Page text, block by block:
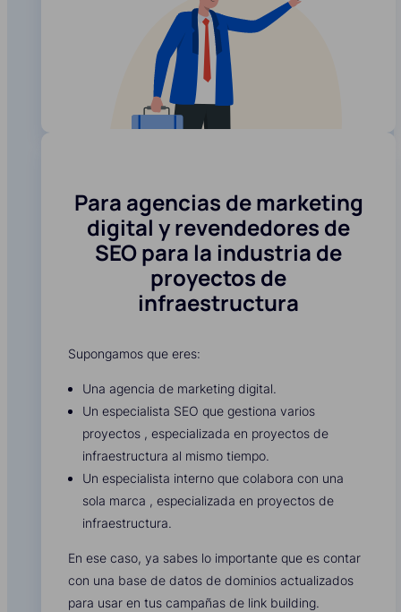
Para agencias de marketing
digital y revendedores de
SEO para la industria de
proyectos de
infraestructura
Supongamos que eres:
Una agencia de marketing digital.
Un especialista SEO que gestiona varios
proyectos , especializada en proyectos de
infraestructura al mismo tiempo.
Un especialista interno que colabora con una
sola marca , especializada en proyectos de
infraestructura.
En ese caso, ya sabes lo importante que es contar
con una base de datos de dominios actualizados
para usar en tus campañas de link building.